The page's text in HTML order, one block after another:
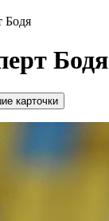
Бодя
Бодя
карточки